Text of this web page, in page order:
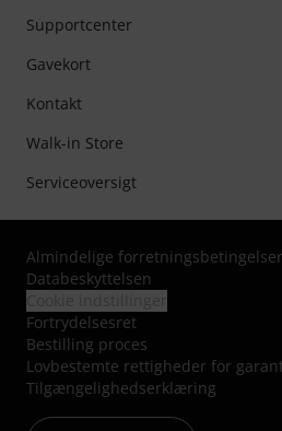
Supportcenter
Gavekort
Kontakt
Walk-in Store
Serviceoversigt
Almindelige forretningsbetingelser
Databeskyttelsen
Fortrydelsesret
Bestilling proces
Lovbestemte rettigheder for
Tilgængelighedserklæring